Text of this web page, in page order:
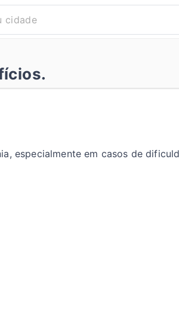
especialmente em casos de